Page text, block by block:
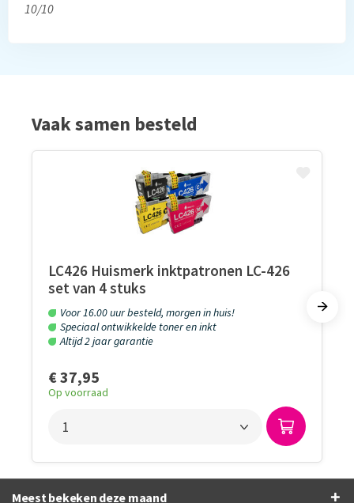
10/10
Vaak samen besteld
LC426 Huismerk inktpatronen LC-426
set van 4 stuks
Voor 16.00 uur besteld, morgen in huis!
Speciaal ontwikkelde toner en inkt
Altijd 2 jaar garantie
€ 37,95
Op voorraad
Meest bekeken deze maand